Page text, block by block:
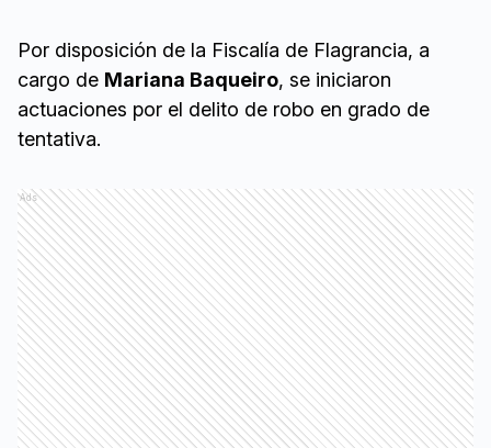
Por disposición de la Fiscalía de Flagrancia, a
cargo de Mariana Baqueiro, se iniciaron
actuaciones por el delito de robo en grado de
tentativa.
Ads